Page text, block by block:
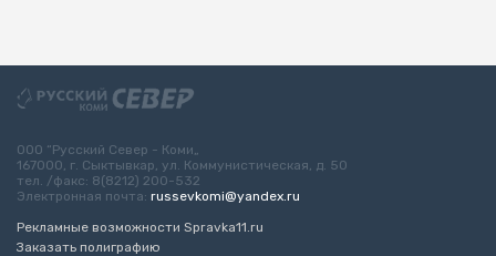
ООО “Русский Север - Коми„
167000, г. Сыктывкар, ул. Коммунистическая, д. 50
тел. /факс: 8(8212) 200-532
Электронная почта: russevkomi@yandex.ru
Рекламные возможности Spravka11.ru
Заказать полиграфию